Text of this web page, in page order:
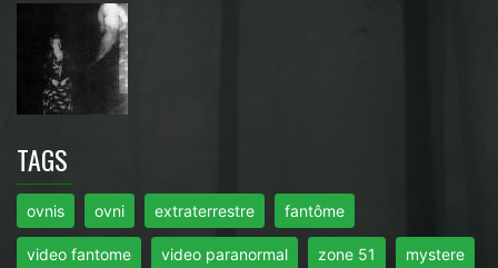
TAGS
ovnis ovni extraterrestre fantôme
video fantome video paranormal zone 51 mystere